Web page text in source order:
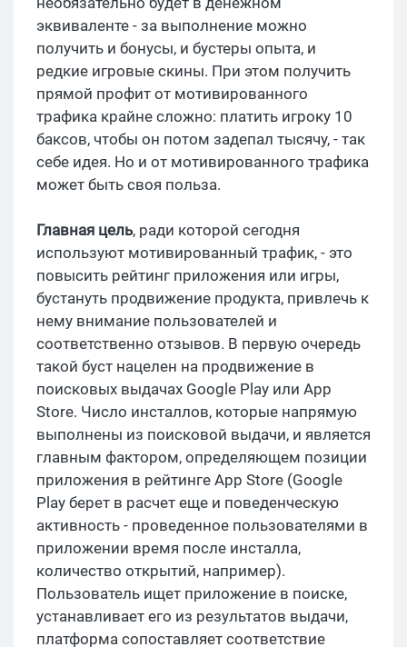
эквиваленте - за выполнение можно
получить и бонусы, и бустеры опыта, и
редкие игровые скины. При этом получить
прямой профит от мотивированного
трафика крайне сложно: платить игроку 10
баксов, чтобы он потом задепал тысячу, - так
себе идея. Но и от мотивированного трафика
может быть своя польза.
Главная цель, ради которой сегодня
используют мотивированный трафик, - это
повысить рейтинг приложения или игры,
бустануть продвижение продукта, привлечь к
нему внимание пользователей и
соответственно отзывов. В первую очередь
такой буст нацелен на продвижение в
поисковых выдачах Google Play или App
Store. Число инсталлов, которые напрямую
выполнены из поисковой выдачи, и является
главным фактором, определяющем позиции
приложения в рейтинге App Store (Google
Play берет в расчет еще и поведенческую
активность - проведенное пользователями в
приложении время после инсталла,
количество открытий, например).
Пользователь ищет приложение в поиске,
устанавливает его из результатов выдачи,
платформа сопоставляет соответствие